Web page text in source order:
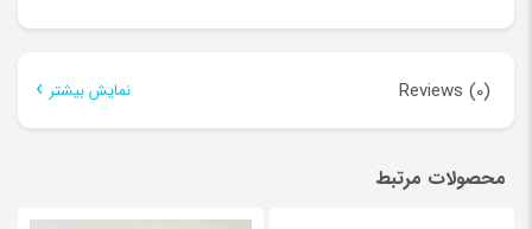
Reviews (0) نمایش بیشتر
Be the first to review “عدسی لیزر co2 تایوانی”
محصولات مرتبط